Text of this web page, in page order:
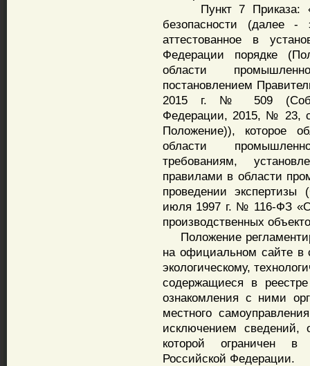
Пункт 7 Приказа:
безопасности (далее -
аттестованное в
Федерации порядке
области
постановлением
2015 г. № 509
Федерации, 2015, № 23,
Положение)), которое
области
требованиям,
правилами в области
проведении
июля 1997 г. № 116-ФЗ
производственных
Положение
на официальном сайте в
экологическому,
содержащиеся в
ознакомления с ними
местного
исключением сведений,
которой ограничен в
Российской Федерации.